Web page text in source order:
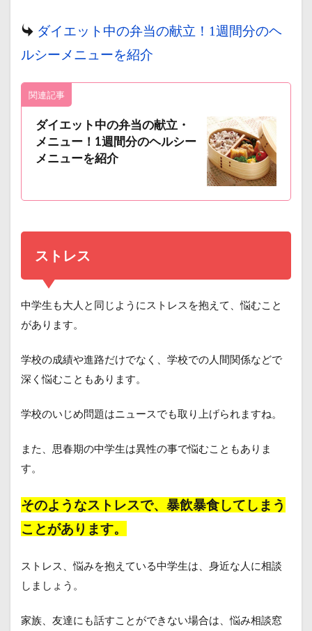
ダイエット中の弁当の献立！1週間分のヘ
ルシーメニューを紹介
関連記事
ダイエット中の弁当の献立・
メニュー！1週間分のヘルシー
メニューを紹介
ストレス
中学生も大人と同じようにストレスを抱えて、悩むこと
があります。
学校の成績や進路だけでなく、学校での人間関係などで
深く悩むこともあります。
学校のいじめ問題はニュースでも取り上げられますね。
また、思春期の中学生は異性の事で悩むこともありま
す。
そのようなストレスで、暴飲暴食してしまう
ことがあります。
ストレス、悩みを抱えている中学生は、身近な人に相談
しましょう。
家族、友達にも話すことができない場合は、悩み相談窓